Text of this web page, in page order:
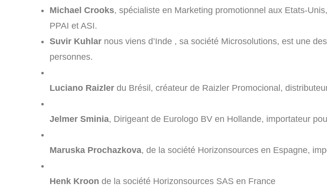
Michael Crooks, spécialiste en Marketing promotionnel aux Etats-
PPAI et ASI.
Suvir Kuhlar nous viens d’Inde , sa société Microsolutions, est une
personnes.
Luciano Raizler du Brésil, créateur de Raizler Promocional,
Jelmer Sminia, Dirigeant de Eurologo BV en Hollande, importateur
Maruska Prochazkova, de la société Horizonsources en Espagne,
Henk Kroon de la société Horizonsources SAS en France